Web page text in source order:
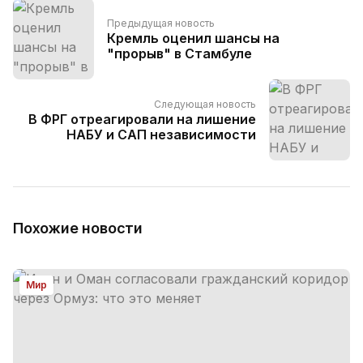
Предыдущая новость
Кремль оценил шансы на
"прорыв" в Стамбуле
Следующая новость
В ФРГ отреагировали на лишение
НАБУ и САП независимости
Похожие новости
Мир